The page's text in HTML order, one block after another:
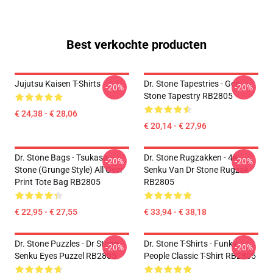
Best verkochte producten
Jujutsu Kaisen T-Shirts
€ 24,38 - € 28,06
-20%
Dr. Stone Tapestries - Gen
Stone Tapestry RB2805
€ 20,14 - € 27,96
-20%
Dr. Stone Bags - Tsukasa
Stone (Grunge Style) All Over
Print Tote Bag RB2805
€ 22,95 - € 27,55
-20%
Dr. Stone Rugzakken - 4K
Senku Van Dr Stone Rugzak
RB2805
€ 33,94 - € 38,18
-20%
Dr. Stone Puzzles - Dr Stone
Senku Eyes Puzzel RB2805
-20%
Dr. Stone T-Shirts - Funky
People Classic T-Shirt RB2805
-20%